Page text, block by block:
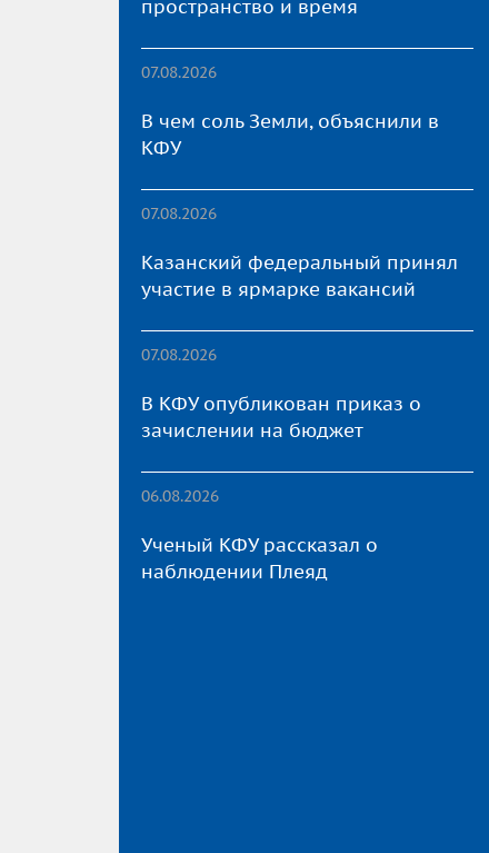
пространство и время
07.08.2026
В чем соль Земли, объяснили в
КФУ
07.08.2026
Казанский федеральный принял
участие в ярмарке вакансий
07.08.2026
В КФУ опубликован приказ о
зачислении на бюджет
06.08.2026
Ученый КФУ рассказал о
наблюдении Плеяд